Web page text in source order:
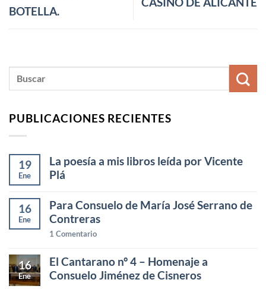
BOTELLA.
PUBLICACIONES RECIENTES
19
Ene
La poesía a mis libros leída por Vicente
Plá
16
Ene
Para Consuelo de María José Serrano de
Contreras
1 Comentario
16
Ene
El Cantarano nº 4 – Homenaje a
Consuelo Jiménez de Cisneros